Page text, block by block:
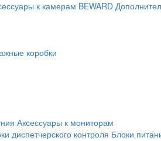
к камерам BEWARD
коробки
Аксессуары к мониторам
диспетчерского контроля Блоки